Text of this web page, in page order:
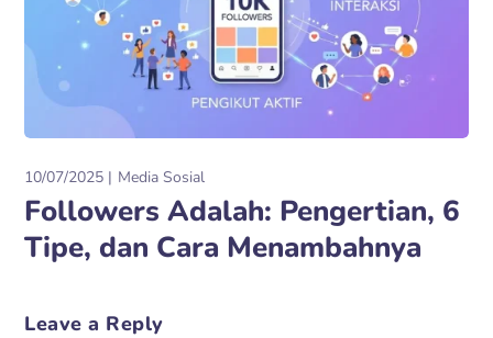
10/07/2025 Media Sosial
Followers Adalah: Pengertian, 6
Tipe, dan Cara Menambahnya
Leave a Reply